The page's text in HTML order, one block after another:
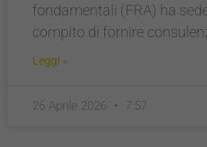
fondamentali (FRA) ha
compito di fornire
Leggi »
26 Aprile 2026 7:57